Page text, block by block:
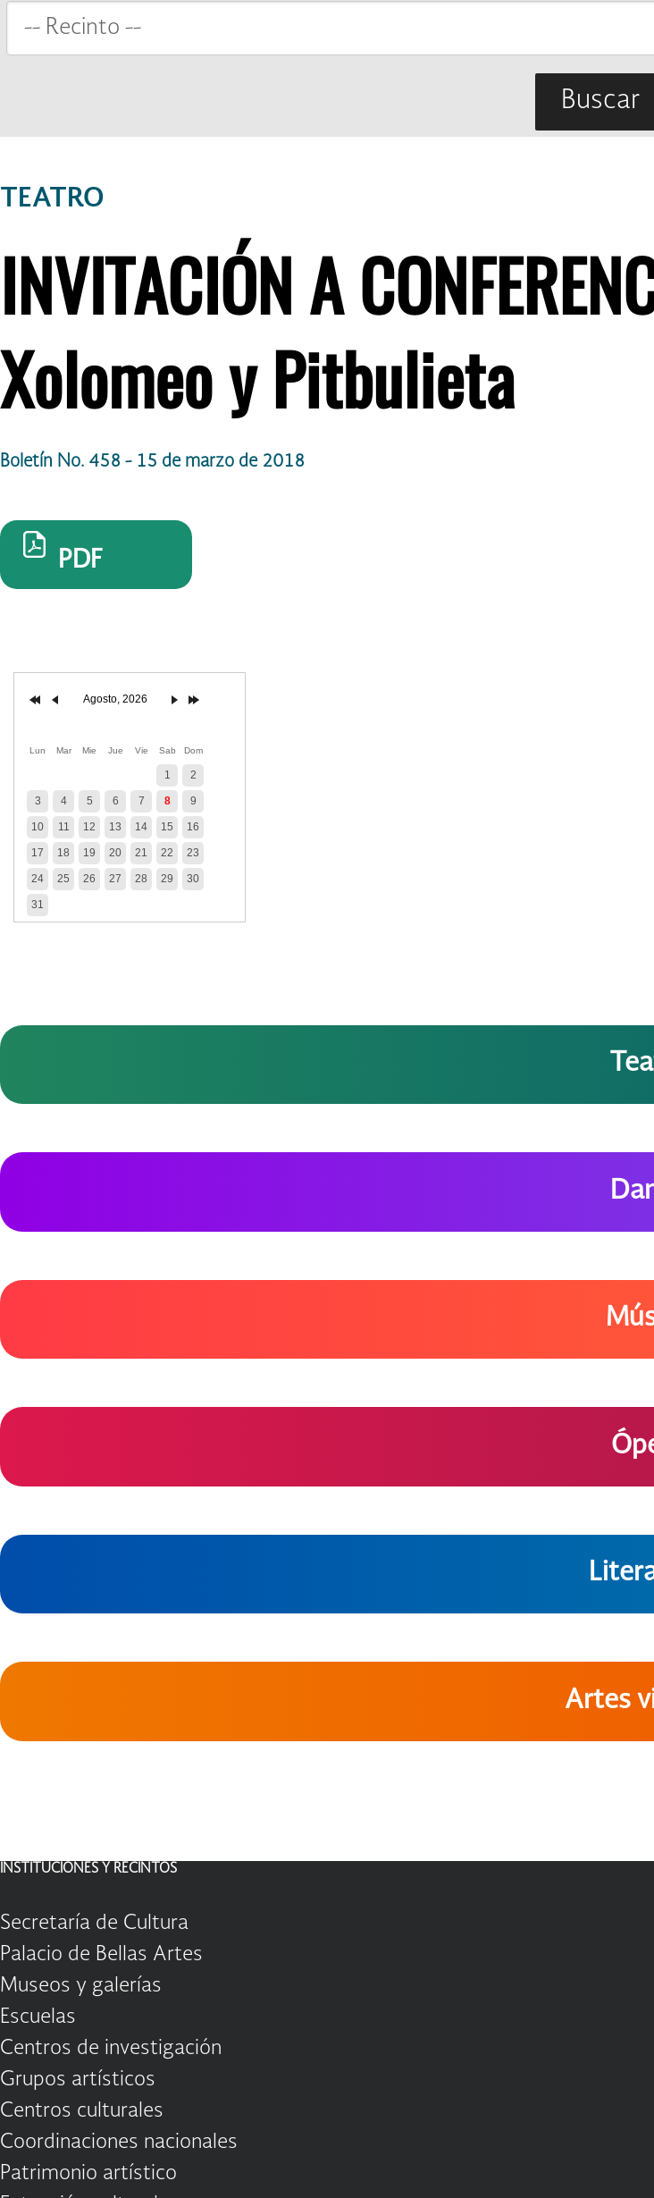
Buscar
TEATRO
INVITACIÓN A
Xolomeo y Pitbulieta
Boletín No. 458 - 15 de marzo de 2018
PDF
Agosto, 2026
Lun Mar Mie Jue Vie Sab Dom
1 2
3 4 5 6 7 8 9
10 11 12 13 14 15 16
17 18 19 20 21 22 23
24 25 26 27 28 29 30
31
Artes
INSTITUCIONES Y RECINTOS
Secretaría de Cultura
Palacio de Bellas Artes
Museos y galerías
Escuelas
Centros de investigación
Grupos artísticos
Centros culturales
Coordinaciones nacionales
Patrimonio artístico